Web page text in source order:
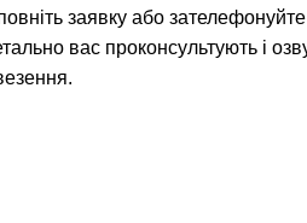
заявку або
вас проконсультують і